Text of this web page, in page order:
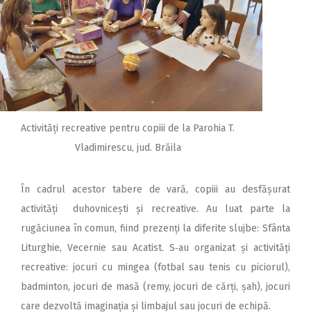
Activități recreative pentru copiii de la Parohia T.
Vladimirescu, jud. Brăila
În cadrul acestor tabere de vară, copiii au desfășurat
activități duhovnicești și recreative. Au luat parte la
rugăciunea în comun, fiind prezenți la diferite slujbe: Sfânta
Liturghie, Vecernie sau Acatist. S‑au organizat și activități
recreative: jocuri cu mingea (fotbal sau tenis cu piciorul),
badminton, jocuri de masă (remy, jocuri de cărți, șah), jocuri
care dezvoltă imaginația și limbajul sau jocuri de echipă.